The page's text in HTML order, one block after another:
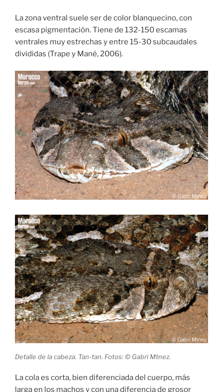
La zona ventral suele ser de color blanquecino, con
escasa pigmentación. Tiene de 132-150 escamas
ventrales muy estrechas y entre 15-30 subcaudales
divididas (Trape y Mané, 2006).
Detalle de la cabeza. Tan-tan. Fotos: © Gabri Mtnez.
La cola es corta, bien diferenciada del cuerpo, más
larga en los machos y con una diferencia de grosor